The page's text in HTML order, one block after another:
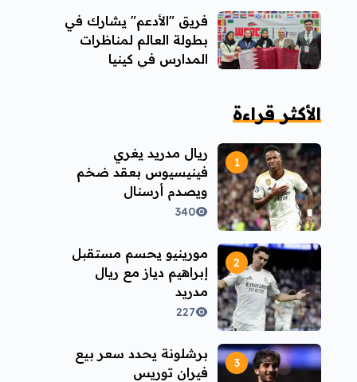
فريق "الأدعم" يشارك في
بطولة العالم لمناظرات
المدارس في كينيا
الأكثر قراءة
ريال مدريد يغري
فينيسيوس بعقد ضخم
ويصدم أرسنال
340
مورينيو يحسم مستقبل
إبراهيم دياز مع ريال
مدريد
227
برشلونة يحدد سعر بيع
فيران توريس